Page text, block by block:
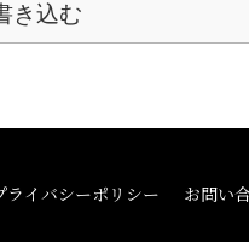
き込む
ライバシーポリシー お問い